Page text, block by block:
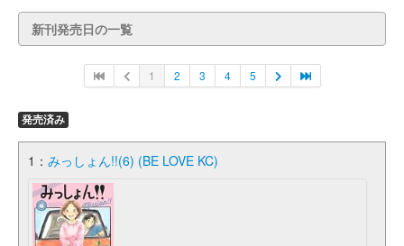
新刊発売日の一覧
1 2 3 4 5
発売済み
1： みっしょん!!(6) (BE LOVE KC)